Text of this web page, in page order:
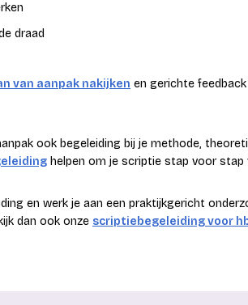
draad
van aanpak nakijken en gerichte
ook begeleiding bij je methode,
helpen om je scriptie stap voor stap
en werk je aan een praktijkgericht
dan ook onze scriptiebegeleiding voor